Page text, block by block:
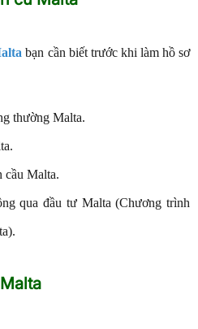
bạn cần biết trước khi làm hồ sơ
thường Malta.
cầu Malta.
qua đầu tư Malta (Chương trình